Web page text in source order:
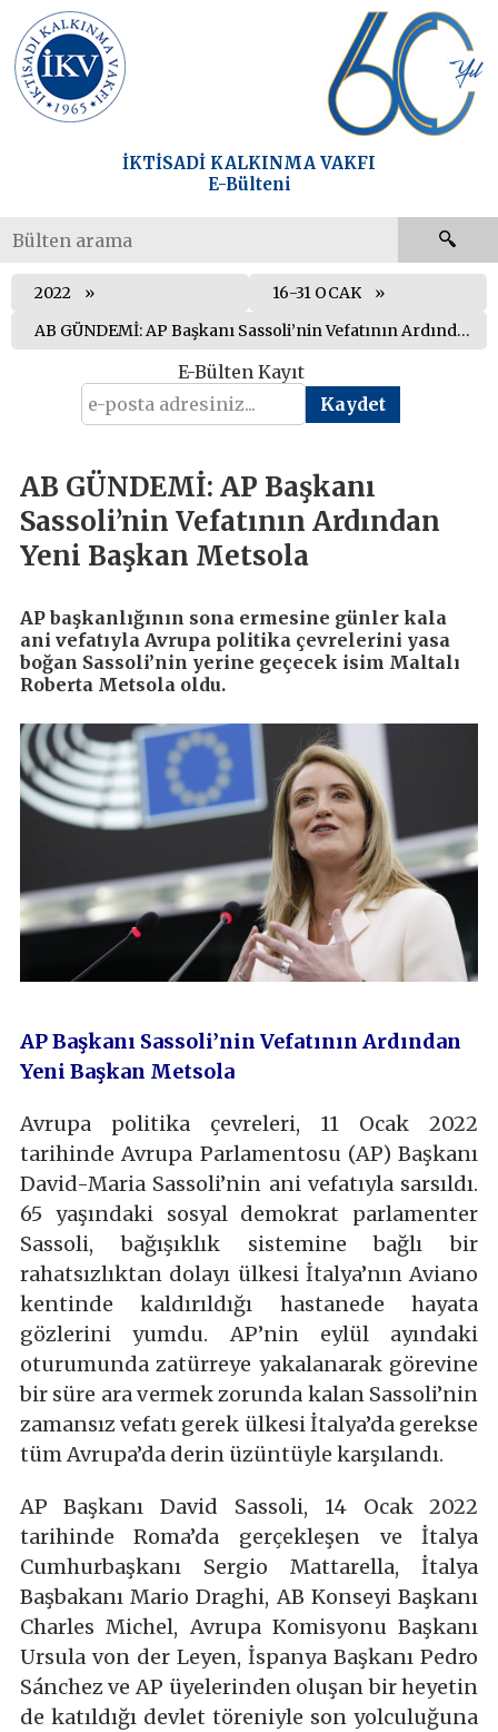
İKTİSADİ KALKINMA VAKFI
E-Bülteni
2022
16-31 OCAK
AB GÜNDEMİ: AP Başkanı Sassoli’nin Vefatının Ardından Yeni Başkan Metsola
E-Bülten Kayıt
AB GÜNDEMİ: AP Başkanı
Sassoli’nin Vefatının Ardından
Yeni Başkan Metsola
AP başkanlığının sona ermesine günler kala
ani vefatıyla Avrupa politika çevrelerini yasa
boğan Sassoli’nin yerine geçecek isim Maltalı
Roberta Metsola oldu.
AP Başkanı Sassoli’nin Vefatının Ardından
Yeni Başkan Metsola
Avrupa politika çevreleri, 11 Ocak 2022
tarihinde Avrupa Parlamentosu (AP) Başkanı
David-Maria Sassoli’nin ani vefatıyla sarsıldı.
65 yaşındaki sosyal demokrat parlamenter
Sassoli, bağışıklık sistemine bağlı bir
rahatsızlıktan dolayı ülkesi İtalya’nın Aviano
kentinde kaldırıldığı hastanede hayata
gözlerini yumdu. AP’nin eylül ayındaki
oturumunda zatürreye yakalanarak görevine
bir süre ara vermek zorunda kalan Sassoli’nin
zamansız vefatı gerek ülkesi İtalya’da gerekse
tüm Avrupa’da derin üzüntüyle karşılandı.
AP Başkanı David Sassoli, 14 Ocak 2022
tarihinde Roma’da gerçekleşen ve İtalya
Cumhurbaşkanı Sergio Mattarella, İtalya
Başbakanı Mario Draghi, AB Konseyi Başkanı
Charles Michel, Avrupa Komisyonu Başkanı
Ursula von der Leyen, İspanya Başkanı Pedro
Sánchez ve AP üyelerinden oluşan bir heyetin
de katıldığı devlet töreniyle son yolculuğuna